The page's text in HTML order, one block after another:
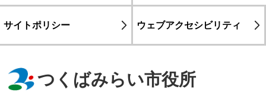
サイトポリシー ウェブアクセシビリティ
つくばみらい市役所